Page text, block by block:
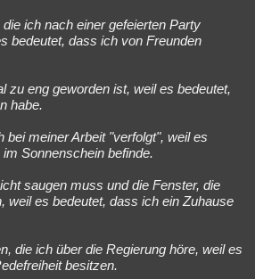
ich nach einer gefeierten Party
bedeutet, dass ich von Freunden
zu eng geworden ist, weil es bedeutet,
habe.
bei meiner Arbeit "verfolgt", weil es
Sonnenschein befinde.
saugen muss und die Fenster, die
weil es bedeutet, dass ich ein Zuhause
die ich über die Regierung höre, weil es
besitzen.